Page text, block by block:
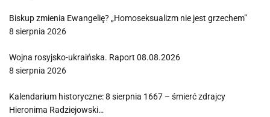
Biskup zmienia Ewangelię? „Homoseksualizm nie jest grzechem”
8 sierpnia 2026
Wojna rosyjsko-ukraińska. Raport 08.08.2026
8 sierpnia 2026
Kalendarium historyczne: 8 sierpnia 1667 – śmierć zdrajcy
Hieronima Radziejowski…